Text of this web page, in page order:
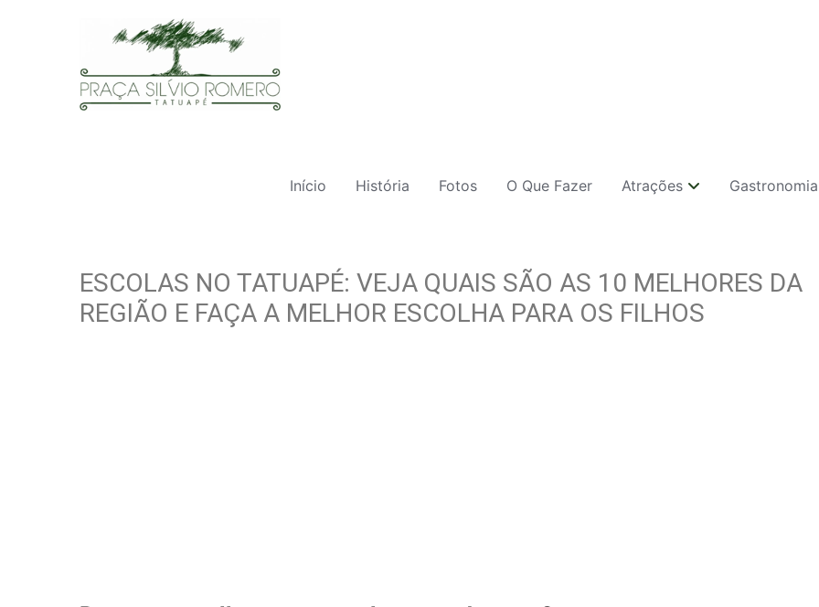
Início História Fotos O Que Fazer Atrações Gastronomia
ESCOLAS NO TATUAPÉ: VEJA QUAIS SÃO AS 10 MELHORES DA
REGIÃO E FAÇA A MELHOR ESCOLHA PARA OS FILHOS